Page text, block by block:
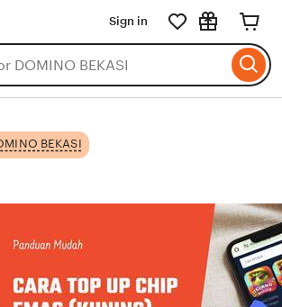
Sign in
BEKASI